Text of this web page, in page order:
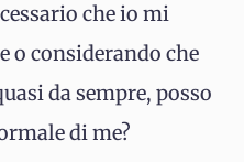
che io mi
o considerando che
da sempre, posso
di me?